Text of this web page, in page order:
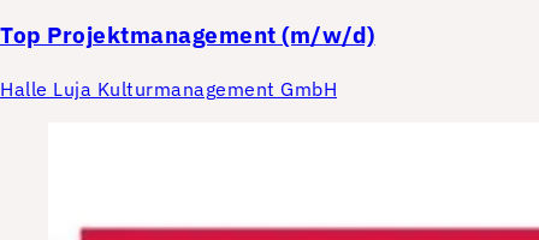
Top Projektmanagement (m/w/d)
Halle Luja Kulturmanagement GmbH